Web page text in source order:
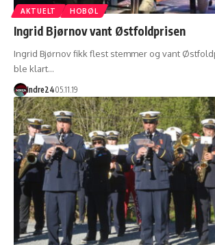
AKTUELT HOBØL
Ingrid Bjørnov vant Østfoldprisen
Ingrid Bjørnov fikk flest stemmer og vant
ble klart…
Indre2405.11.19